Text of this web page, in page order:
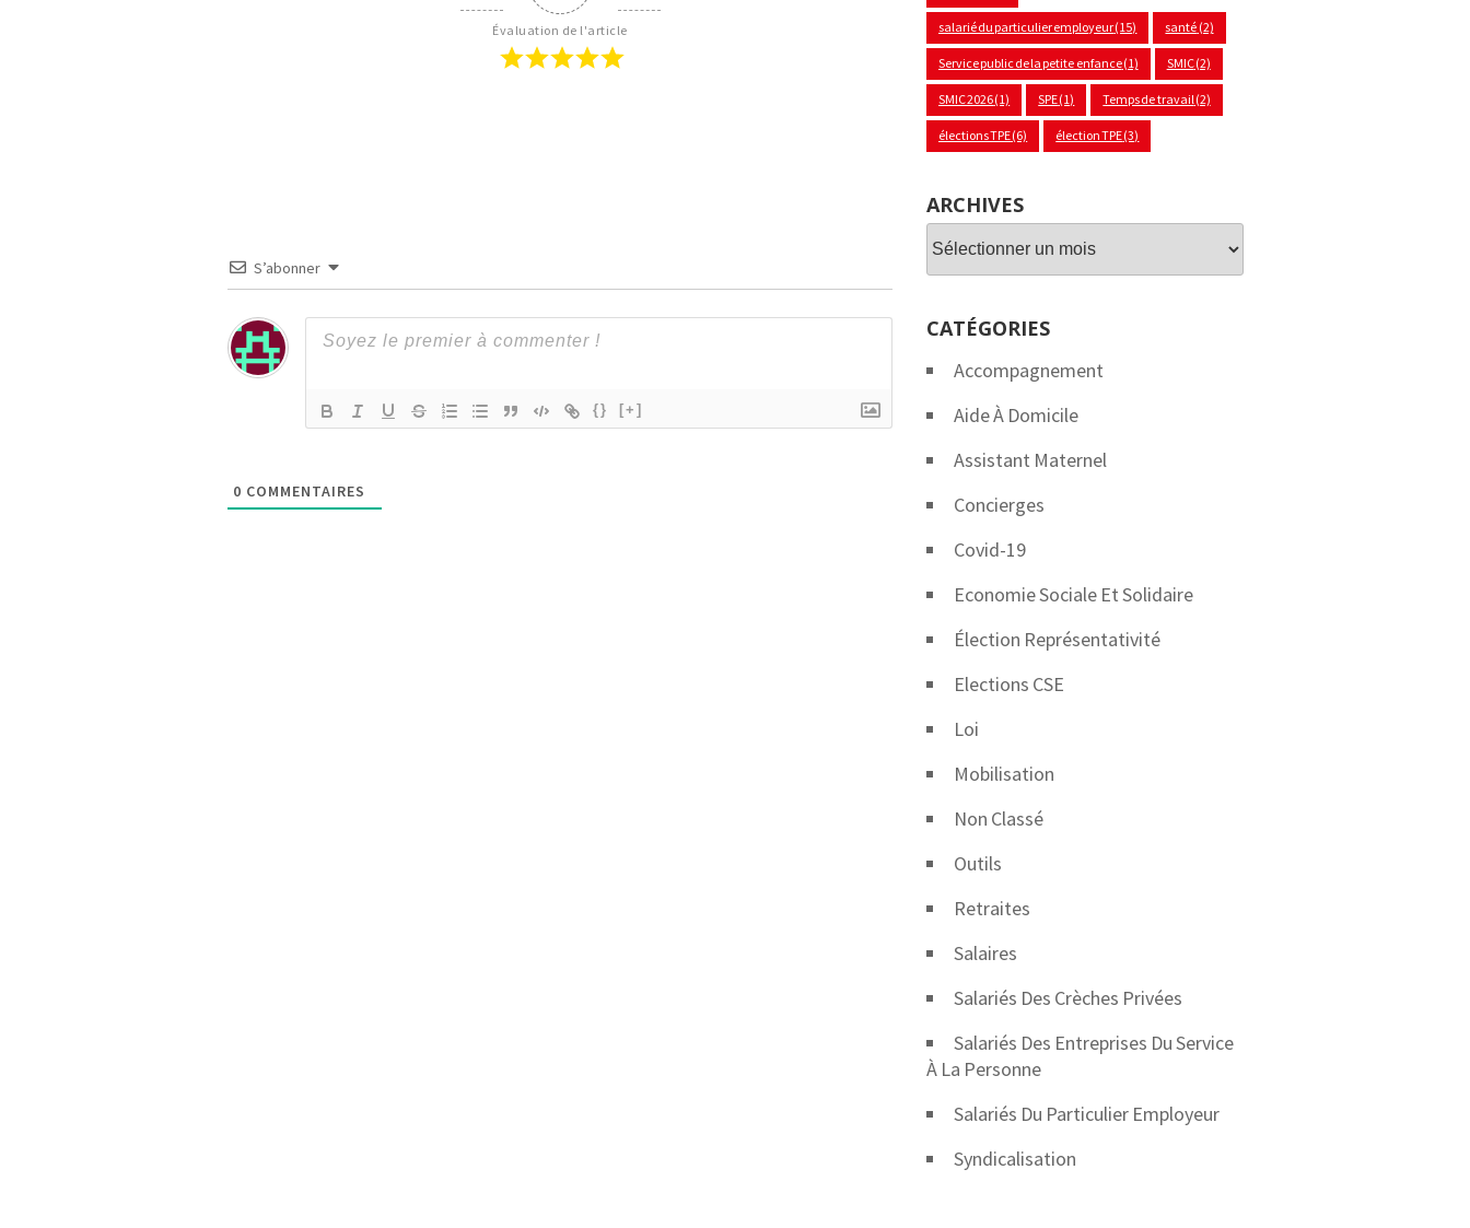
Évaluation de l'article
S’abonner
{} [+]
0 COMMENTAIRES
salarié du particulier employeur(15) santé (2)
Service public de la petite enfance(1) SMIC(2)
SMIC 2026(1) SPE(1) Temps de travail (2)
élections TPE(6) élection TPE(3)
ARCHIVES
Archives
CATÉGORIES
Accompagnement
Aide À Domicile
Assistant Maternel
Concierges
Covid-19
Economie Sociale Et Solidaire
Élection Représentativité
Elections CSE
Loi
Mobilisation
Non Classé
Outils
Retraites
Salaires
Salariés Des Crèches Privées
Salariés Des Entreprises Du Service
À La Personne
Salariés Du Particulier Employeur
Syndicalisation